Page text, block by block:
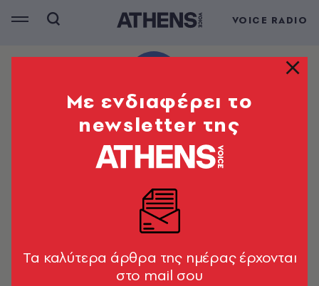
VOICE RADIO
Mε ενδιαφέρει το
newsletter της
Tα καλύτερα άρθρα της ημέρας έρχονται
στο mail σου